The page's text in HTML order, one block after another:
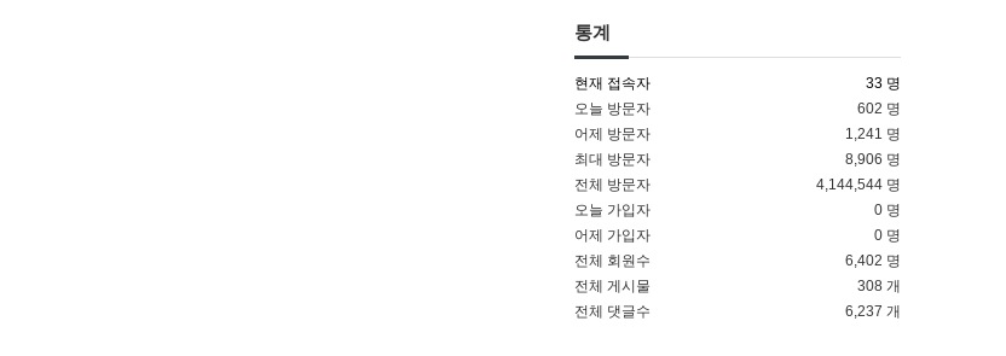
통계
현재 접속자
33 명
오늘 방문자
602 명
어제 방문자
1,241 명
최대 방문자
8,906 명
전체 방문자
4,144,544 명
오늘 가입자
0 명
어제 가입자
0 명
전체 회원수
6,402 명
전체 게시물
308 개
전체 댓글수
6,237 개